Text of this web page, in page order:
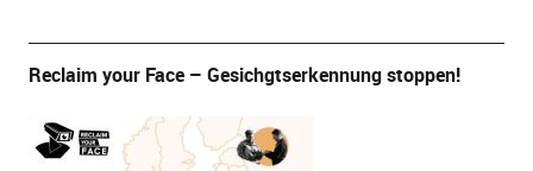
Reclaim your Face – Gesichgtserkennung stoppen!